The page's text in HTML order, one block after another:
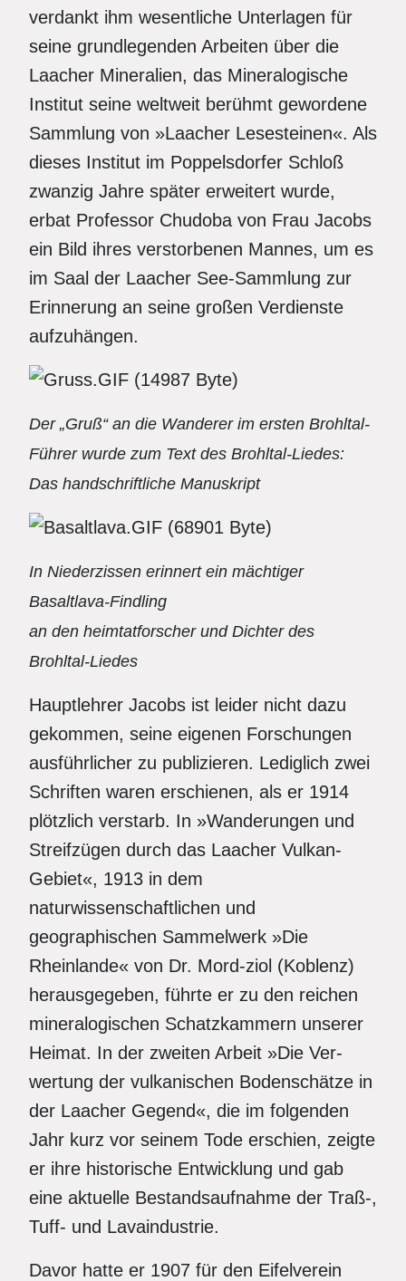
verdankt ihm wesentliche Unterlagen für
seine grundlegenden Arbeiten über die
Laacher Mineralien, das Mineralogische
Institut seine weltweit berühmt gewordene
Sammlung von »Laacher Lesesteinen«. Als
dieses Institut im Poppelsdorfer Schloß
zwanzig Jahre später erweitert wurde,
erbat Professor Chudoba von Frau Jacobs
ein Bild ihres verstorbenen Mannes, um es
im Saal der Laacher See-Sammlung zur
Erinnerung an seine großen Verdienste
aufzuhängen.
Der „Gruß“ an die Wanderer im ersten Brohltal-
Führer wurde zum Text des Brohltal-Liedes:
Das handschriftliche Manuskript
In Niederzissen erinnert ein mächtiger
Basaltlava-Findling
an den heimtatforscher und Dichter des
Brohltal-Liedes
Hauptlehrer Jacobs ist leider nicht dazu
gekommen, seine eigenen Forschungen
ausführlicher zu publizieren. Lediglich zwei
Schriften waren erschienen, als er 1914
plötzlich verstarb. In »Wanderungen und
Streifzügen durch das Laacher Vulkan-
Gebiet«, 1913 in dem
naturwissenschaftlichen und
geographischen Sammelwerk »Die
Rheinlande« von Dr. Mord-ziol (Koblenz)
herausgegeben, führte er zu den reichen
mineralogischen Schatzkammern unserer
Heimat. In der zweiten Arbeit »Die Ver-
wertung der vulkanischen Bodenschätze in
der Laacher Gegend«, die im folgenden
Jahr kurz vor seinem Tode erschien, zeigte
er ihre historische Entwicklung und gab
eine aktuelle Bestandsaufnahme der Traß-,
Tuff- und Lavaindustrie.
Davor hatte er 1907 für den Eifelverein